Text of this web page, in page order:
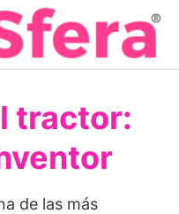
tractor:
de las más